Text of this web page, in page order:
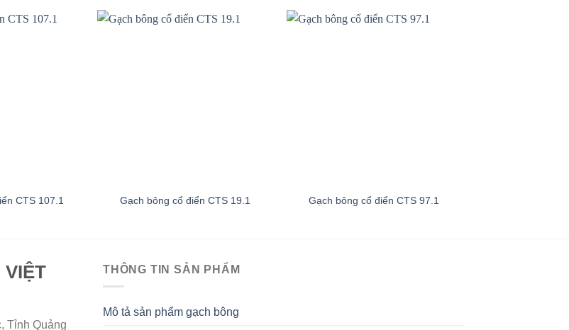
CTS 107.1 Gạch bông cổ điển CTS 19.1 Gạch bông cổ điển CTS 97.1
VIỆT
Tỉnh Quảng
THÔNG TIN SẢN PHẨM
Mô tả sản phẩm gạch bông